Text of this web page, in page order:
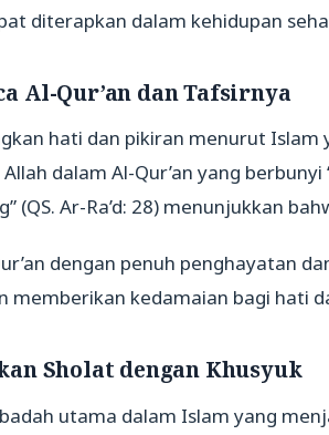
diterapkan dalam kehidupan
Al-Qur’an dan Tafsirnya
hati dan pikiran menurut
Allah dalam Al-Qur’an yang
(QS. Ar-Ra’d: 28) menunjukkan
dengan penuh penghayatan
memberikan kedamaian bagi hati
Sholat dengan Khusyuk
utama dalam Islam yang